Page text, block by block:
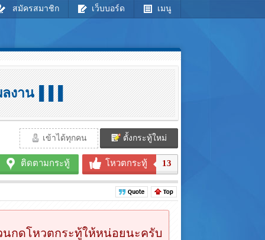
สมัครสมาชิก เว็บบอร์ด เมนู
งาน▐▐▐
เข้าได้ทุกคน ตั้งกระทู้ใหม่
ติดตามกระทู้ โหวตกระทู้ 13
นกดโหวตกระทู้ให้หน่อยนะครับ